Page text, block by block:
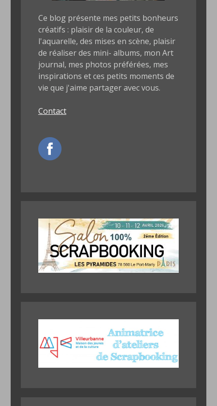
Ce blog présente mes petits bonheurs
créatifs : plaisir de la couleur, de
l'aquarelle, des mises en scène, plaisir
de réaliser des mini- albums, mon Art
journal, mes photos préférées, mes
inspirations et ces petits moments de
vie que j'aime partager avec vous.
Contact